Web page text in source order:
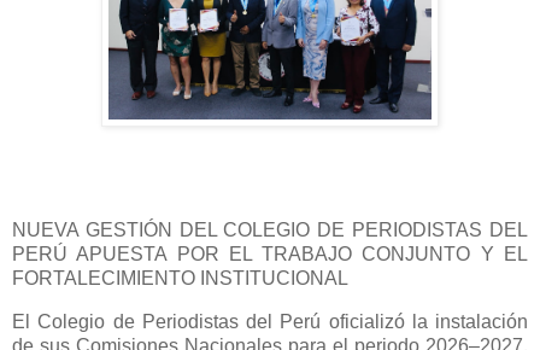
NUEVA GESTIÓN DEL COLEGIO DE PERIODISTAS DEL
PERÚ APUESTA POR EL TRABAJO CONJUNTO Y EL
FORTALECIMIENTO INSTITUCIONAL
El Colegio de Periodistas del Perú oficializó la instalación
de sus Comisiones Nacionales para el periodo 2026–2027,